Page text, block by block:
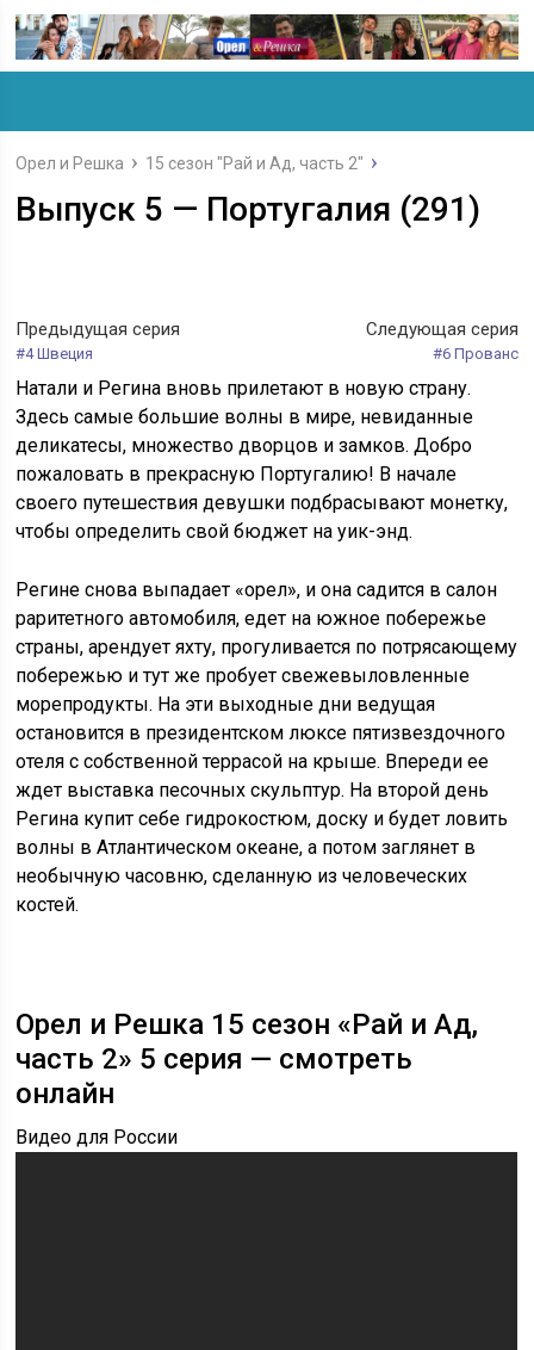
Орел и Решка 15 сезон "Рай и Ад, часть 2"
Выпуск 5 — Португалия (291)
Предыдущая серия
#4 Швеция
Следующая серия
#6 Прованс
Натали и Регина вновь прилетают в новую страну.
Здесь самые большие волны в мире, невиданные
деликатесы, множество дворцов и замков. Добро
пожаловать в прекрасную Португалию! В начале
своего путешествия девушки подбрасывают монетку,
чтобы определить свой бюджет на уик-энд.
Регине снова выпадает «орел», и она садится в салон
раритетного автомобиля, едет на южное побережье
страны, арендует яхту, прогуливается по потрясающему
побережью и тут же пробует свежевыловленные
морепродукты. На эти выходные дни ведущая
остановится в президентском люксе пятизвездочного
отеля с собственной террасой на крыше. Впереди ее
ждет выставка песочных скульптур. На второй день
Регина купит себе гидрокостюм, доску и будет ловить
волны в Атлантическом океане, а потом заглянет в
необычную часовню, сделанную из человеческих
костей.
Орел и Решка 15 сезон «Рай и Ад,
часть 2» 5 серия — смотреть
онлайн
Видео для России